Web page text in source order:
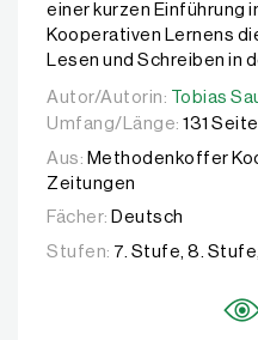
einer kurzen Einführung
Kooperativen Lernens
Lesen und Schreiben in
Autor/Autorin: Tobias
Autor/Autorin:
Tobias
Umfang/Länge: 131
Aus: Methodenkoffer
Zeitungen
Fächer: Deutsch
Stufen: 7. Stufe, 8.